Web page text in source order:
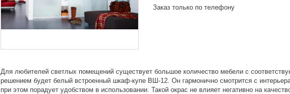
Заказ только по телефону
Для любителей светлых помещений существует большое количество мебели с
решением будет белый встроенный шкаф-купе ВШ-12. Он гармонично смотрится с
при этом порадует удобством в использовании. Такой окрас не влияет негативно на